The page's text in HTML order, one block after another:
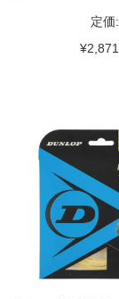
定価:
¥2,871